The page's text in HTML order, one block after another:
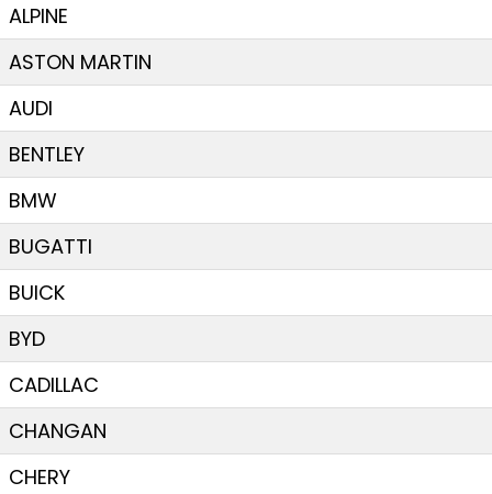
ALPINE
ASTON MARTIN
AUDI
BENTLEY
BMW
BUGATTI
BUICK
BYD
CADILLAC
CHANGAN
CHERY